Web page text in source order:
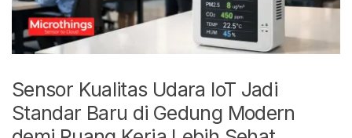
Sensor Kualitas Udara IoT Jadi
Standar Baru di Gedung Modern